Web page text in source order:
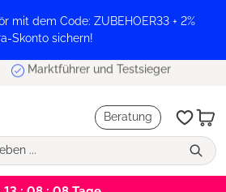
mit dem Code: ZUBEHOER33 + 2%
Skonto sichern!
Marktführer und Testsieger
Beratung